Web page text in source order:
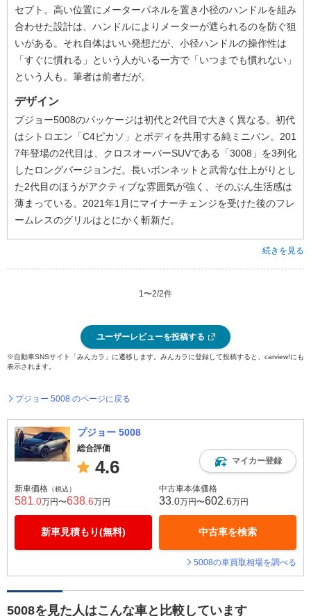
セプト。高い位置にメーターパネルを置き小径のハンドルを組み
合わせた設計は、ハンドルによりメーターが遮られるのを防ぐ狙
いがある。それ自体はいい発想だが、小径ハンドルの操作性は
「すぐに慣れる」という人がいる一方で「いつまでも慣れない」
という人も。筆者は前者だが。
デザイン
プジョー5008のパッケージは初代と2代目で大きく異なる。初代
はシトロエン「C4ピカソ」とボディを共用する純ミニバン。201
7年登場の2代目は、クロスオーバーSUVである「3008」を3列化
したロングバージョンだ。長いボンネットと武骨な仕上がりとし
た2代目のほうがアクティブな雰囲気が強く、そのぶん生活感は
薄まっている。2021年1月にマイナーチェンジを受けた後のフレ
ームレスのグリルはとにかく斬新だ。
続きを見る
1 〜2/2件
ユーザーレビューを投稿する
※自動車SNSサイト「みんカラ」に遷移します。みんカラに登録して投稿すると、carview!にも
表示されます。
プジョー 5008 のページに戻る
プジョー 5008
総合評価
4.6 マイカー登録
新車価格 （税込）
581 .0万円〜638 .6万円
新車見積もり(無料)
中古車本体価格
33 .0万円〜602 .6万円
中古車を検索
5008の車買取相場を調べる
5008を見た人はこんな車と比較しています